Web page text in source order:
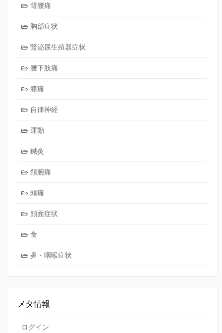
背腰痛
胸部症状
腎泌尿生殖器症状
腰下肢痛
膝痛
自律神経
運動
鍼灸
頚腕痛
頭痛
顔面症状
食
鼻・咽喉症状
メタ情報
ログイン